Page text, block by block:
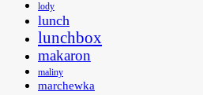
lody
lunch
lunchbox
makaron
maliny
marchewka